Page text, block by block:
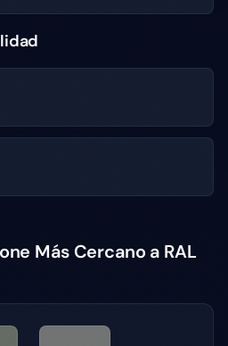
Más Cercano a RAL